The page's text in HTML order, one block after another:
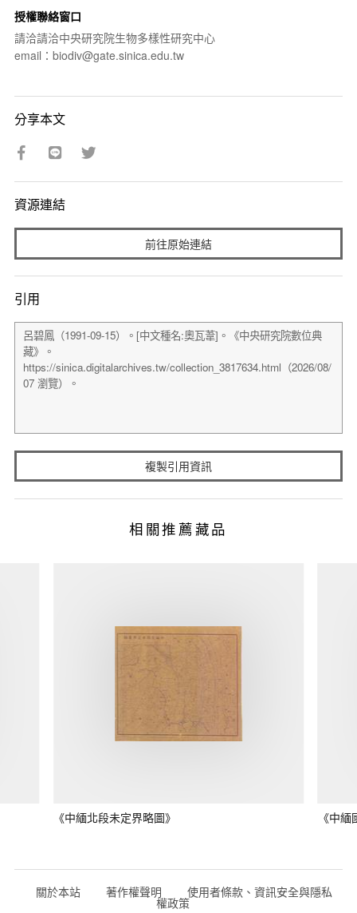
授權聯絡窗口
請洽請洽中央研究院生物多樣性研究中心
email：biodiv@gate.sinica.edu.tw
分享本文
資源連結
前往原始連結
引用
複製引用資訊
相關推薦藏品
《中緬北段未定界略圖》 《中
關於本站 著作權聲明 使用者條款、資訊安全與隱私
權政策